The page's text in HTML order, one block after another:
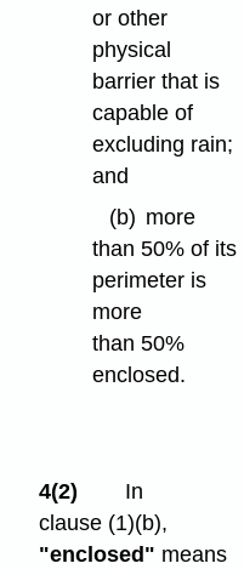
or other
physical
barrier that is
capable of
excluding rain;
and
(b) more
than 50% of its
perimeter is
more
than 50%
enclosed.
4(2)
In
clause (1)⁠(b),
"enclosed" means